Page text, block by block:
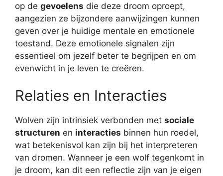
op de gevoelens die deze droom oproept,
aangezien ze bijzondere aanwijzingen kunnen
geven over je huidige mentale en emotionele
toestand. Deze emotionele signalen zijn
essentieel om jezelf beter te begrijpen en om
evenwicht in je leven te creëren.
Relaties en Interacties
Wolven zijn intrinsiek verbonden met sociale
structuren en interacties binnen hun roedel,
wat betekenisvol kan zijn bij het interpreteren
van dromen. Wanneer je een wolf tegenkomt in
je droom, kan dit een reflectie zijn van je eigen